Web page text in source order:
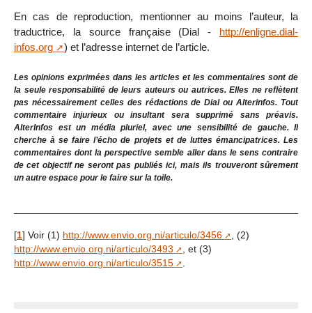
En cas de reproduction, mentionner au moins l’auteur, la
traductrice, la source française (Dial - http://enligne.dial-
infos.org
) et l’adresse internet de l’article.
Les opinions exprimées dans les articles et les commentaires sont de
la seule responsabilité de leurs auteurs ou autrices. Elles ne reflètent
pas nécessairement celles des rédactions de Dial ou Alterinfos. Tout
commentaire injurieux ou insultant sera supprimé sans préavis.
AlterInfos est un média pluriel, avec une sensibilité de gauche. Il
cherche à se faire l’écho de projets et de luttes émancipatrices. Les
commentaires dont la perspective semble aller dans le sens contraire
de cet objectif ne seront pas publiés ici, mais ils trouveront sûrement
un autre espace pour le faire sur la toile.
[1] Voir (1) http://www.envio.org.ni/articulo/3456
, (2)
http://www.envio.org.ni/articulo/3493
, et (3)
http://www.envio.org.ni/articulo/3515